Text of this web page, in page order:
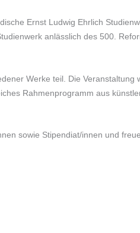
Ernst Ludwig Ehrlich
anlässlich des 500.
Werke teil. Die
Rahmenprogramm aus
sowie Stipendiat/innen und